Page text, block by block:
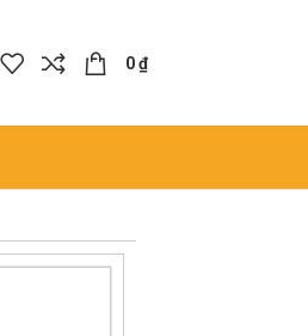
0₫